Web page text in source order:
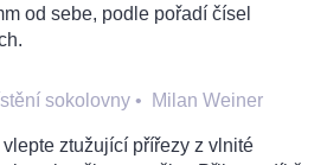
od sebe, podle pořadí čísel
sokolovny • Milan Weiner
ztužující přířezy z vlnité